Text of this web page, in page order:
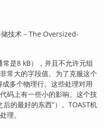
技术－The Oversized-
是8 kB），并且不允许元组
常大的字段值。为了克服这个
多个物理行。这些处理对用
码上有一些小的影响。这个技
后的最好的东西”）。 TOAST机
理。